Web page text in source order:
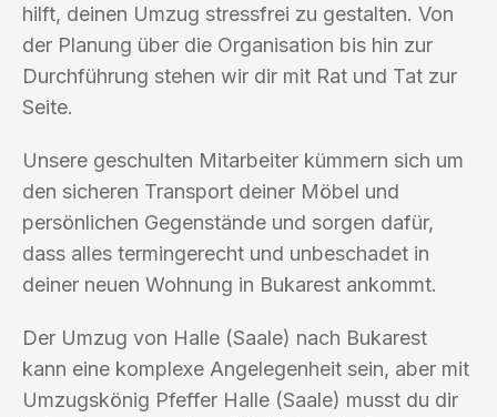
hilft, deinen Umzug stressfrei zu gestalten. Von
der Planung über die Organisation bis hin zur
Durchführung stehen wir dir mit Rat und Tat zur
Seite.
Unsere geschulten Mitarbeiter kümmern sich um
den sicheren Transport deiner Möbel und
persönlichen Gegenstände und sorgen dafür,
dass alles termingerecht und unbeschadet in
deiner neuen Wohnung in Bukarest ankommt.
Der Umzug von Halle (Saale) nach Bukarest
kann eine komplexe Angelegenheit sein, aber mit
Umzugskönig Pfeffer Halle (Saale) musst du dir